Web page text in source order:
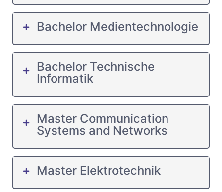
Bachelor Medientechnologie
Bachelor Technische
Informatik
Master Communication
Systems and Networks
Master Elektrotechnik